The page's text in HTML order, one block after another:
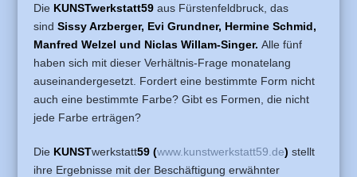
Die KUNSTwerkstatt59 aus Fürstenfeldbruck, das
sindSissy Arzberger, Evi Grundner, Hermine Schmid,
Manfred Welzel und Niclas Willam-Singer.Alle fünf
haben sich mit dieser Verhältnis-Frage monatelang
auseinandergesetzt. Fordert eine bestimmte Form nicht
auch eine bestimmte Farbe? Gibt es Formen, die nicht
jede Farbe erträgen?
Die KUNSTwerkstatt59 (www.kunstwerkstatt59.de)stellt
ihre Ergebnisse mit der Beschäftigung erwähnter